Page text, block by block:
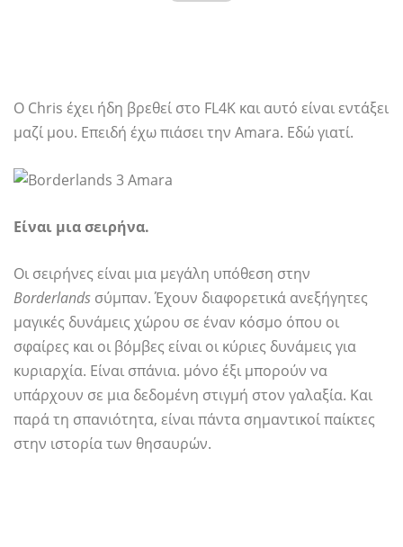
Ο Chris έχει ήδη βρεθεί στο FL4K και αυτό είναι εντάξει
μαζί μου. Επειδή έχω πιάσει την Amara. Εδώ γιατί.
Είναι μια σειρήνα.
Οι σειρήνες είναι μια μεγάλη υπόθεση στην
Borderlands σύμπαν. Έχουν διαφορετικά ανεξήγητες
μαγικές δυνάμεις χώρου σε έναν κόσμο όπου οι
σφαίρες και οι βόμβες είναι οι κύριες δυνάμεις για
κυριαρχία. Είναι σπάνια. μόνο έξι μπορούν να
υπάρχουν σε μια δεδομένη στιγμή στον γαλαξία. Και
παρά τη σπανιότητα, είναι πάντα σημαντικοί παίκτες
στην ιστορία των θησαυρών.